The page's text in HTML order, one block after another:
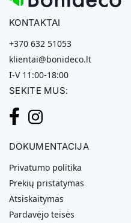
KONTAKTAI
+370 632 51053
klientai@bonideco.lt
I-V 11:00-18:00
SEKITE MUS:
DOKUMENTACIJA
Privatumo politika
Prekių pristatymas
Atsiskaitymas
Pardavėjo teisės